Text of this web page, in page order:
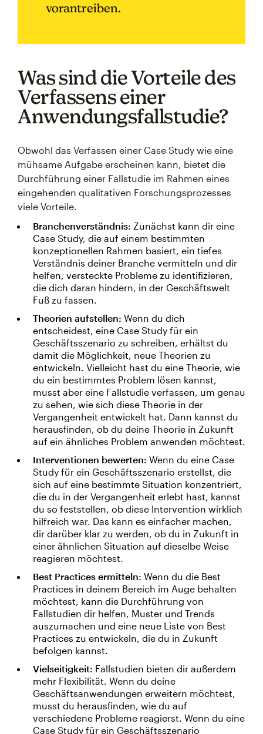
vorantreiben.
Was sind die Vorteile des
Verfassens einer
Anwendungsfallstudie?
Obwohl das Verfassen einer Case Study wie eine
mühsame Aufgabe erscheinen kann, bietet die
Durchführung einer Fallstudie im Rahmen eines
eingehenden qualitativen Forschungsprozesses
viele Vorteile.
Branchenverständnis: Zunächst kann dir eine
Case Study, die auf einem bestimmten
konzeptionellen Rahmen basiert, ein tiefes
Verständnis deiner Branche vermitteln und dir
helfen, versteckte Probleme zu identifizieren,
die dich daran hindern, in der Geschäftswelt
Fuß zu fassen.
Theorien aufstellen: Wenn du dich
entscheidest, eine Case Study für ein
Geschäftsszenario zu schreiben, erhältst du
damit die Möglichkeit, neue Theorien zu
entwickeln. Vielleicht hast du eine Theorie, wie
du ein bestimmtes Problem lösen kannst,
musst aber eine Fallstudie verfassen, um genau
zu sehen, wie sich diese Theorie in der
Vergangenheit entwickelt hat. Dann kannst du
herausfinden, ob du deine Theorie in Zukunft
auf ein ähnliches Problem anwenden möchtest.
Interventionen bewerten: Wenn du eine Case
Study für ein Geschäftsszenario erstellst, die
sich auf eine bestimmte Situation konzentriert,
die du in der Vergangenheit erlebt hast, kannst
du so feststellen, ob diese Intervention wirklich
hilfreich war. Das kann es einfacher machen,
dir darüber klar zu werden, ob du in Zukunft in
einer ähnlichen Situation auf dieselbe Weise
reagieren möchtest.
Best Practices ermitteln: Wenn du die Best
Practices in deinem Bereich im Auge behalten
möchtest, kann die Durchführung von
Fallstudien dir helfen, Muster und Trends
auszumachen und eine neue Liste von Best
Practices zu entwickeln, die du in Zukunft
befolgen kannst.
Vielseitigkeit: Fallstudien bieten dir außerdem
mehr Flexibilität. Wenn du deine
Geschäftsanwendungen erweitern möchtest,
musst du herausfinden, wie du auf
verschiedene Probleme reagierst. Wenn du eine
Case Study für ein Geschäftsszenario